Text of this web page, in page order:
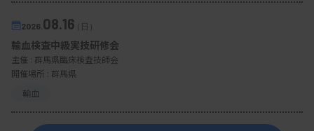
2026. 08.16（日）
輸血検査中級実技研修会
主催 : 群馬県臨床検査技師会
開催場所 : 群馬県
輸血